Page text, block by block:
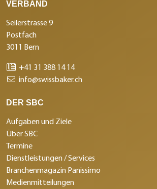
VERBAND
Seilerstrasse 9
Postfach
3011 Bern
+41 31 388 14 14
info@swissbaker.ch
DER SBC
Aufgaben und Ziele
Über SBC
Termine
Dienstleistungen / Services
Branchenmagazin Panissimo
Medienmitteilungen